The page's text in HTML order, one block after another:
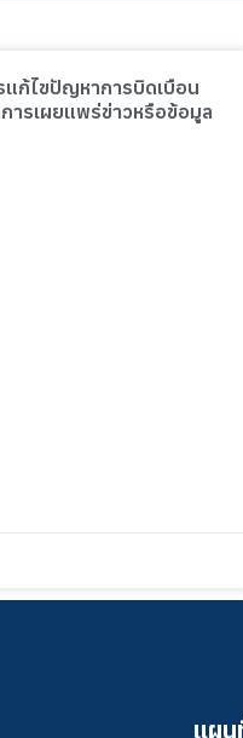
ก้ไขปัญหาการบิดเบือน
ารเผยแพร่ข่าวหรือข้อมูล
แผ